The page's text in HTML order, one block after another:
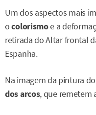
Um dos aspectos mais
ocolorismoe a
retirada do Altar frontal
Espanha.
Na imagem da pintura
dos arcos, que remetem